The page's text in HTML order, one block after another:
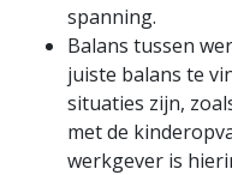
spanning.
Balans tussen
juiste balans te
situaties zijn,
met de
werkgever is